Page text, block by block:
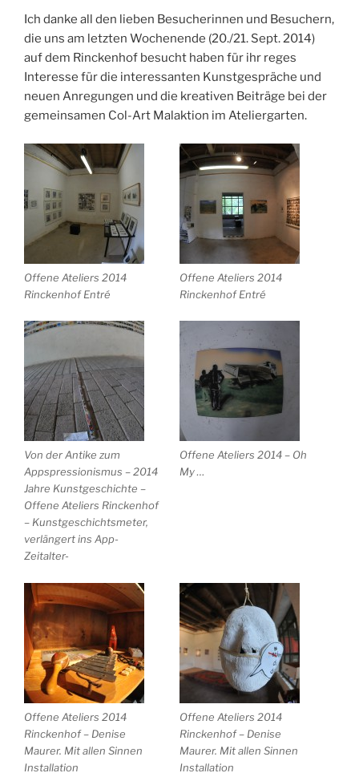
Ich danke all den lieben Besucherinnen und Besuchern,
die uns am letzten Wochenende (20./21. Sept. 2014)
auf dem Rinckenhof besucht haben für ihr reges
Interesse für die interessanten Kunstgespräche und
neuen Anregungen und die kreativen Beiträge bei der
gemeinsamen Col-Art Malaktion im Ateliergarten.
Offene Ateliers 2014
Rinckenhof Entré
Offene Ateliers 2014
Rinckenhof Entré
Von der Antike zum
Appspressionismus – 2014
Jahre Kunstgeschichte –
Offene Ateliers Rinckenhof
– Kunstgeschichtsmeter,
verlängert ins App-
Zeitalter-
Offene Ateliers 2014 – Oh
My …
Offene Ateliers 2014
Rinckenhof – Denise
Maurer. Mit allen Sinnen
Installation
Offene Ateliers 2014
Rinckenhof – Denise
Maurer. Mit allen Sinnen
Installation